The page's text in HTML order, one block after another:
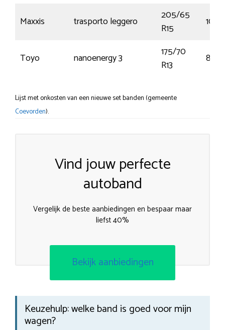
Maxxis trasporto leggero
205/65
R15
102T
Toyo nanoenergy 3
175/70
R13
82T
Lijst met onkosten van een nieuwe set banden (gemeente
Coevorden).
Vind jouw perfecte
autoband
Vergelijk de beste aanbiedingen en bespaar maar
liefst 40%
Bekijk aanbiedingen
Keuzehulp: welke band is goed voor mijn
wagen?